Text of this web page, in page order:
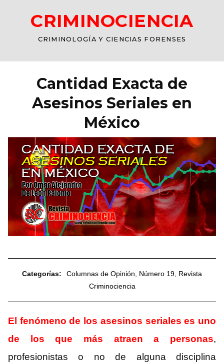
CRIMINOCIENCIA
CRIMINOLOGÍA Y CIENCIAS FORENSES
Cantidad Exacta de
Asesinos Seriales en
México
Categorías: Columnas de Opinión Número 19 Revista
Criminociencia
El fenómeno de los asesinos seriales es uno
de los que más atraen a personas,
profesionistas o no de alguna disciplina